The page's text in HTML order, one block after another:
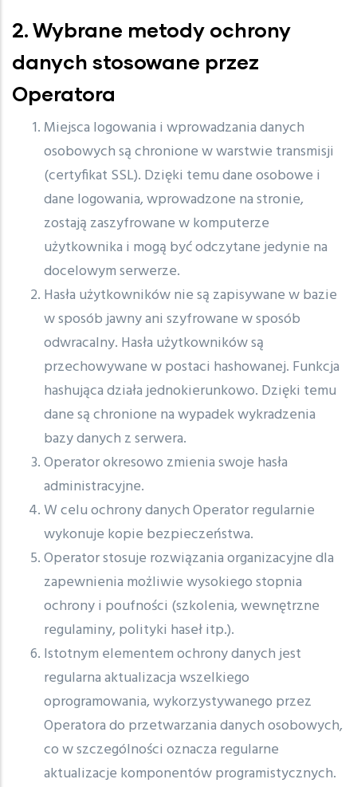
2. Wybrane metody ochrony
danych stosowane przez
Operatora
Miejsca logowania i wprowadzania danych
osobowych są chronione w warstwie transmisji
(certyfikat SSL). Dzięki temu dane osobowe i
dane logowania, wprowadzone na stronie,
zostają zaszyfrowane w komputerze
użytkownika i mogą być odczytane jedynie na
docelowym serwerze.
Hasła użytkowników nie są zapisywane w bazie
w sposób jawny ani szyfrowane w sposób
odwracalny. Hasła użytkowników są
przechowywane w postaci hashowanej. Funkcja
hashująca działa jednokierunkowo. Dzięki temu
dane są chronione na wypadek wykradzenia
bazy danych z serwera.
Operator okresowo zmienia swoje hasła
administracyjne.
W celu ochrony danych Operator regularnie
wykonuje kopie bezpieczeństwa.
Operator stosuje rozwiązania organizacyjne dla
zapewnienia możliwie wysokiego stopnia
ochrony i poufności (szkolenia, wewnętrzne
regulaminy, polityki haseł itp.).
Istotnym elementem ochrony danych jest
regularna aktualizacja wszelkiego
oprogramowania, wykorzystywanego przez
Operatora do przetwarzania danych osobowych,
co w szczególności oznacza regularne
aktualizacje komponentów programistycznych.